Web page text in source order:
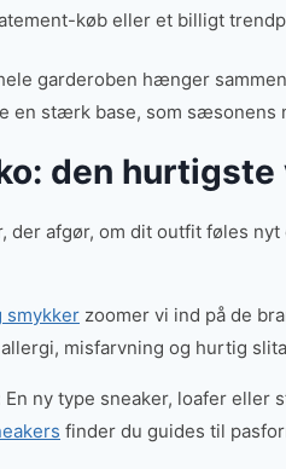
køb eller et billigt
garderoben hænger
en stærk base, som sæsonens
den
der afgør, om dit outfit føles
smykker zoomer vi ind på de
misfarvning og hurtig
ny type sneaker, loafer
finder du guides til